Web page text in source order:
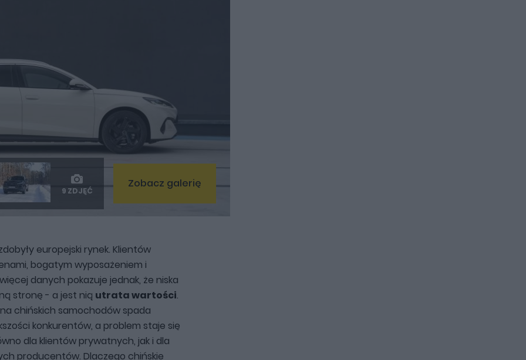
9 ZDJĘĆ
Zobacz galerię
europejski rynek. Klientów
bogatym wyposażeniem i
danych pokazuje jednak, że niska
stronę - a jest nią utrata wartości.
chińskich samochodów spada
konkurentów, a problem staje się
dla klientów prywatnych, jak i dla
producentów. Dlaczego chińskie